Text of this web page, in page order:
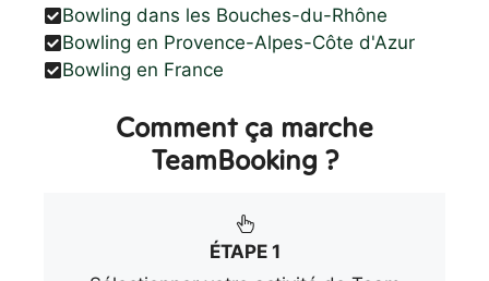
Bowling dans les Bouches-du-Rhône
Bowling en Provence-Alpes-Côte d'Azur
Bowling en France
Comment ça marche
TeamBooking ?
ÉTAPE 1